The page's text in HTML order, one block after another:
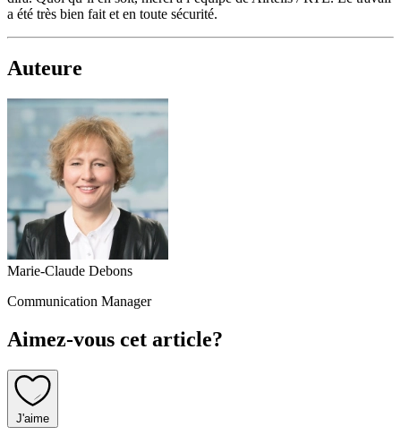
a été très bien fait et en toute sécurité.
Auteure
Marie-Claude Debons
Communication Manager
Aimez-vous cet article?
J'aime